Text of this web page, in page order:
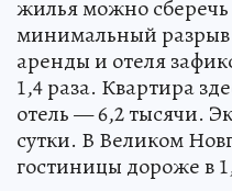
жилья можно
минимальный
аренды и отеля
1,4 раза. Квартира
отель — 6,2 тысячи.
сутки. В Великом
гостиницы дороже в